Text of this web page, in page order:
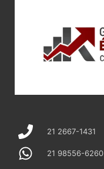
21 2667-1431
21 98556-6260